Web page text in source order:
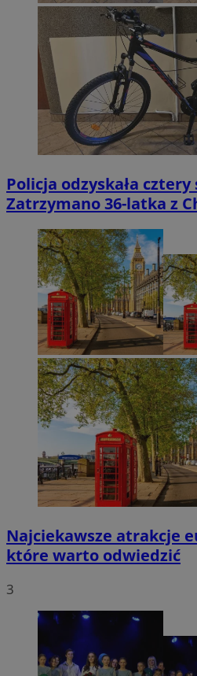
Policja odzyskała
Zatrzymano 36-latka z
Najciekawsze atrakcje
które warto odwiedzić
3